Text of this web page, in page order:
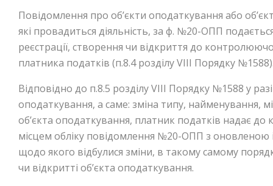
Повідомлення про об’єкти оподаткування або
які провадиться діяльність, за ф. №20-ОПП
реєстрації, створення чи відкриття до
платника податків (п.8.4 розділу VIIІ Порядку
Відповідно до п.8.5 розділу VIII Порядку №1588 у
оподаткування, а саме: зміна типу, найменування,
об’єкта оподаткування, платник податків надає
місцем обліку повідомлення №20-ОПП з оновленою
щодо якого відбулися зміни, в такому самому
чи відкритті об’єкта оподаткування.